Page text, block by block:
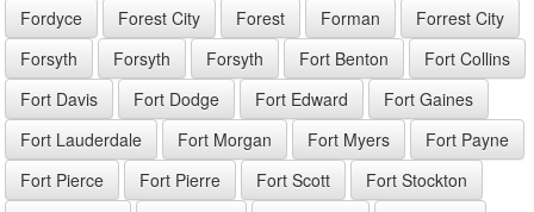
Fordyce
Forest City Forest Forman
Forrest City
Forsyth
Forsyth Forsyth Fort Benton
Fort Collins
Fort Davis
Fort Dodge Fort Edward
Fort Gaines
Fort Lauderdale
Fort Morgan Fort Myers
Fort Payne
Fort Pierce
Fort Pierre Fort Scott
Fort Stockton